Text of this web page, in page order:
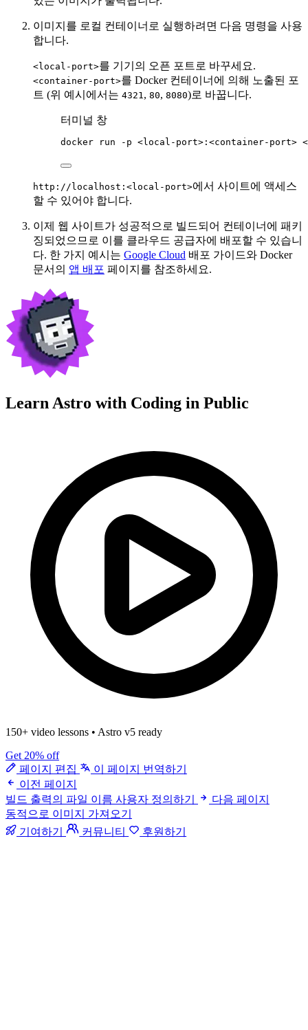
이미지를 로컬 컨테이너로 실행하려면 다음 명령을 사용
합니다.
<local-port>를 기기의 오픈 포트로 바꾸세요.
<container-port>를 Docker 컨테이너에 의해 노출된 포
트 (위 예시에서는 4321 , 80, 8080)로 바꿉니다.
터미널 창
docker run -p <local-port>:<container-port>
http://localhost:<local-port>에서 사이트에 액세스
할 수 있어야 합니다.
이제 웹 사이트가 성공적으로 빌드되어 컨테이너에 패키
징되었으므로 이를 클라우드 공급자에 배포할 수 있습니
다. 한 가지 예시는 Google Cloud 배포 가이드와 Docker
문서의 앱 배포 페이지를 참조하세요.
Learn Astro with Coding in Public
150+ video lessons • Astro v5 ready
Get 20% off
페이지 편집
이 페이지 번역하기
이전 페이지
빌드 출력의 파일 이름 사용자 정의하기
다음 페이지
동적으로 이미지 가져오기
기여하기
커뮤니티 후원하기